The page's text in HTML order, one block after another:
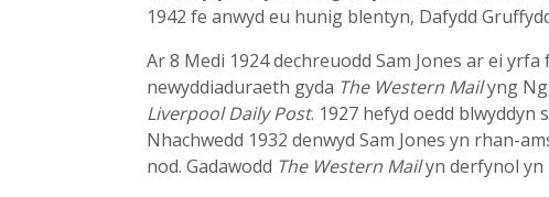
1942 fe anwyd eu hunig blentyn, Dafydd
Ar 8 Medi 1924 dechreuodd Sam Jones ar ei
newyddiaduraeth gyda The Western Mailyng
Liverpool Daily Post. 1927 hefyd oedd
Nhachwedd 1932 denwyd Sam Jones yn rhan-
nod. Gadawodd The Western Mailyn derfynol yn